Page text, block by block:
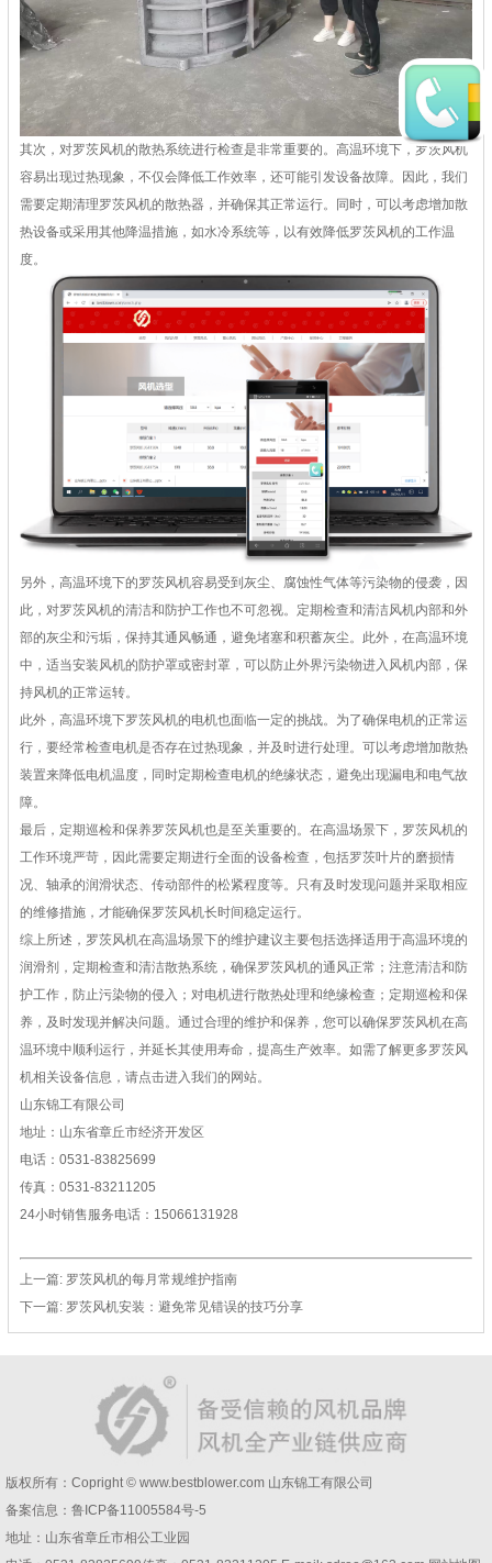
其次，对罗茨风机的散热系统进行检查是非常重要的。高温环境下，罗茨风机
容易出现过热现象，不仅会降低工作效率，还可能引发设备故障。因此，我们
需要定期清理罗茨风机的散热器，并确保其正常运行。同时，可以考虑增加散
热设备或采用其他降温措施，如水冷系统等，以有效降低罗茨风机的工作温
度。
另外，高温环境下的罗茨风机容易受到灰尘、腐蚀性气体等污染物的侵袭，因
此，对罗茨风机的清洁和防护工作也不可忽视。定期检查和清洁风机内部和外
部的灰尘和污垢，保持其通风畅通，避免堵塞和积蓄灰尘。此外，在高温环境
中，适当安装风机的防护罩或密封罩，可以防止外界污染物进入风机内部，保
持风机的正常运转。
此外，高温环境下罗茨风机的电机也面临一定的挑战。为了确保电机的正常运
行，要经常检查电机是否存在过热现象，并及时进行处理。可以考虑增加散热
装置来降低电机温度，同时定期检查电机的绝缘状态，避免出现漏电和电气故
障。
最后，定期巡检和保养罗茨风机也是至关重要的。在高温场景下，罗茨风机的
工作环境严苛，因此需要定期进行全面的设备检查，包括罗茨叶片的磨损情
况、轴承的润滑状态、传动部件的松紧程度等。只有及时发现问题并采取相应
的维修措施，才能确保罗茨风机长时间稳定运行。
综上所述，罗茨风机在高温场景下的维护建议主要包括选择适用于高温环境的
润滑剂，定期检查和清洁散热系统，确保罗茨风机的通风正常；注意清洁和防
护工作，防止污染物的侵入；对电机进行散热处理和绝缘检查；定期巡检和保
养，及时发现并解决问题。通过合理的维护和保养，您可以确保罗茨风机在高
温环境中顺利运行，并延长其使用寿命，提高生产效率。如需了解更多罗茨风
机相关设备信息，请点击进入我们的网站。
山东锦工有限公司
地址：山东省章丘市经济开发区
电话：0531-83825699
传真：0531-83211205
24小时销售服务电话：15066131928
上一篇: 罗茨风机的每月常规维护指南
下一篇: 罗茨风机安装：避免常见错误的技巧分享
版权所有：Copright © www.bestblower.com 山东锦工有限公司
备案信息： 鲁ICP备11005584号-5
地址：山东省章丘市相公工业园